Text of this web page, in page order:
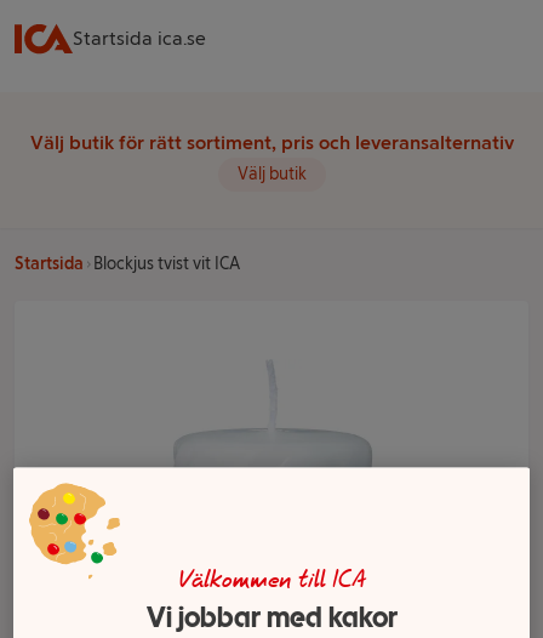
Startsida ica.se
Välj butik för rätt sortiment, pris och leveransalternativ
Välj butik
Startsida Blockjus tvist vit ICA
Välkommen till ICA
Vi jobbar med kakor